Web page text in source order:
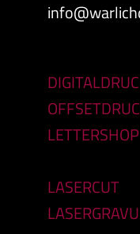
LETTERSHOP
LASERCUT